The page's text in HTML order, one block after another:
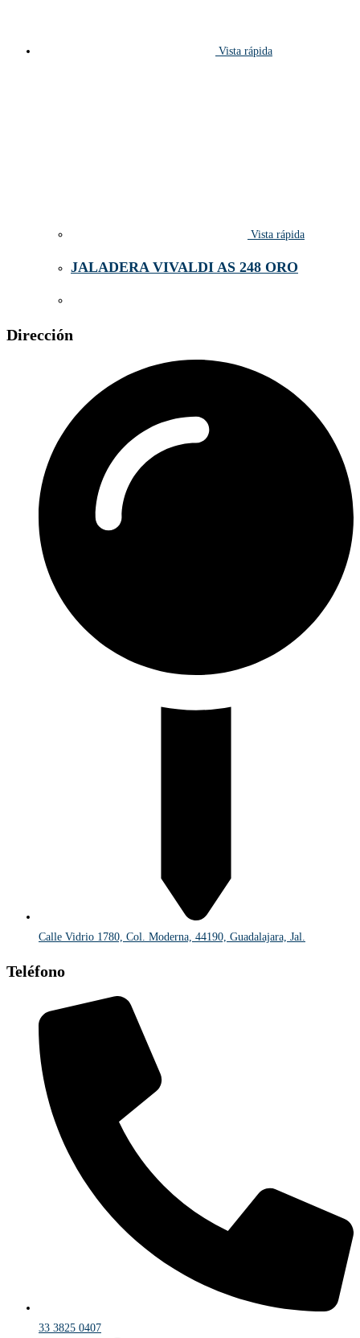
Vista rápida
Vista rápida
JALADERA VIVALDI AS 248 ORO
Dirección
Calle Vidrio 1780, Col. Moderna, 44190, Guadalajara, Jal.
Teléfono
33 3825 0407